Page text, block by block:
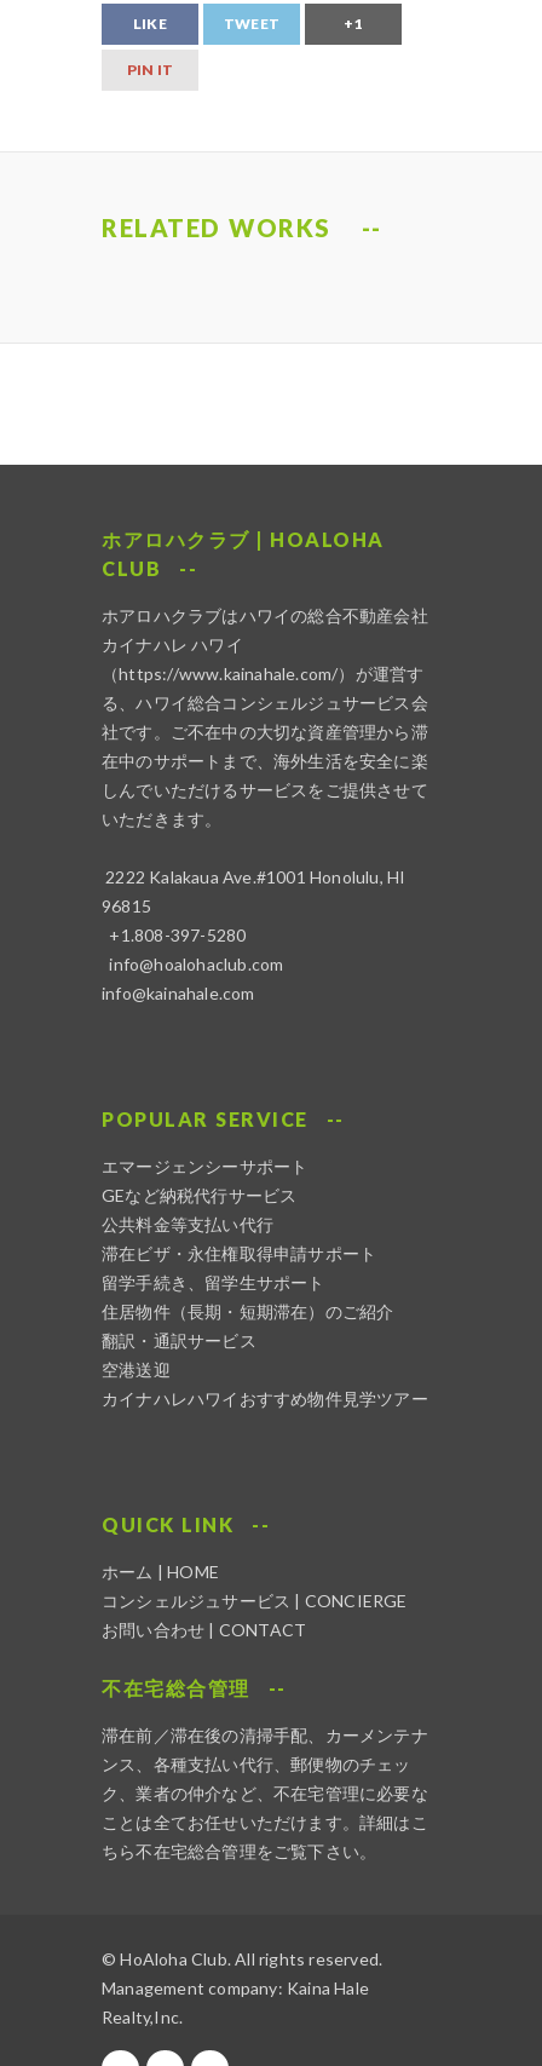
LIKE TWEET +1
PIN IT
RELATED WORKS
ホアロハクラブ | HOALOHA
CLUB
ホアロハクラブはハワイの総合不動産会社
カイナハレ ハワイ
（https://www.kainahale.com/）が運営す
る、ハワイ総合コンシェルジュサービス会
社です。ご不在中の大切な資産管理から滞
在中のサポートまで、海外生活を安全に楽
しんでいただけるサービスをご提供させて
いただきます。
2222 Kalakaua Ave.#1001 Honolulu, HI
96815
+1.808-397-5280
info@hoalohaclub.com
info@kainahale.com
POPULAR SERVICE
エマージェンシーサポート
GEなど納税代行サービス
公共料金等支払い代行
滞在ビザ・永住権取得申請サポート
留学手続き、留学生サポート
住居物件（長期・短期滞在）のご紹介
翻訳・通訳サービス
空港送迎
カイナハレハワイおすすめ物件見学ツアー
QUICK LINK
ホーム | HOME
コンシェルジュサービス | CONCIERGE
お問い合わせ | CONTACT
不在宅総合管理
滞在前／滞在後の清掃手配、カーメンテナ
ンス、各種支払い代行、郵便物のチェッ
ク、業者の仲介など、不在宅管理に必要な
ことは全てお任せいただけます。詳細は こ
ちら不在宅総合管理をご覧下さい。
© HoAloha Club. All rights reserved.
Management company: Kaina Hale
Realty,Inc.